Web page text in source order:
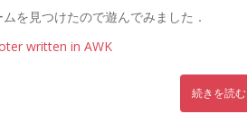
を見つけたので遊んでみました．
written in AWK
続きを読む